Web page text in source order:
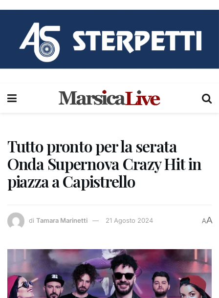
Tutto pronto per la serata
Onda Supernova Crazy Hit in
piazza a Capistrello
di Tamara Marinetti 21 Agosto 2024 AA